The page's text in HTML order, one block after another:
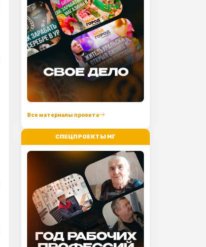
Все материалы проекта
СПЕЦПРОЕКТЫ МГ